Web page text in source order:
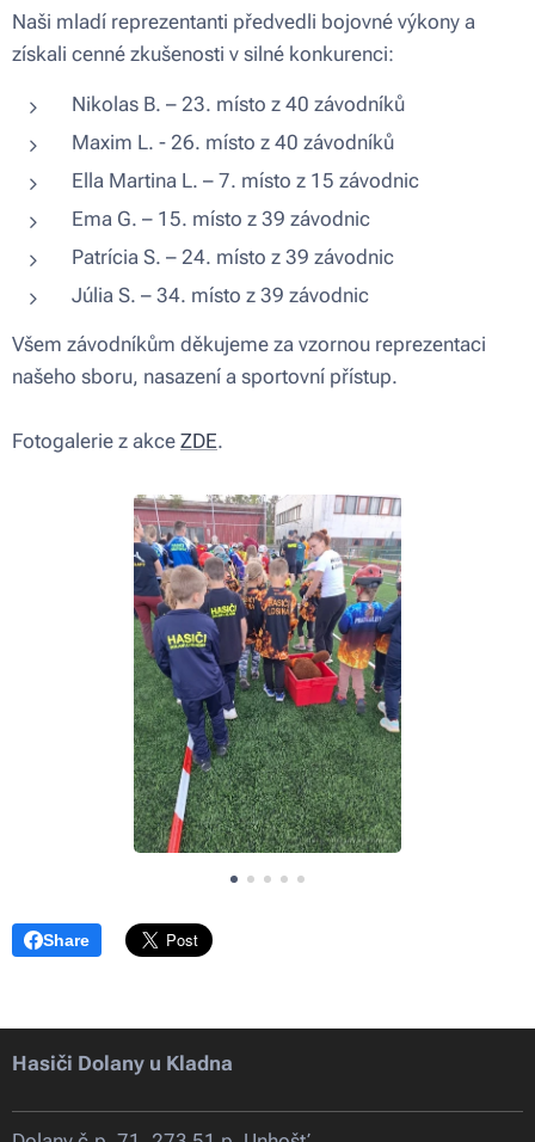
Naši mladí reprezentanti předvedli bojovné výkony a
získali cenné zkušenosti v silné konkurenci:
Nikolas B. – 23. místo z 40 závodníků
Maxim L. - 26. místo z 40 závodníků
Ella Martina L. – 7. místo z 15 závodnic
Ema G. – 15. místo z 39 závodnic
Patrícia S. – 24. místo z 39 závodnic
Júlia S. – 34. místo z 39 závodnic
Všem závodníkům děkujeme za vzornou reprezentaci
našeho sboru, nasazení a sportovní přístup.
Fotogalerie z akce ZDE.
Share
Hasiči Dolany u Kladna